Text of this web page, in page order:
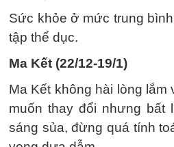
Sức khỏe ở mức trung
tập thể dục.
Ma Kết (22/12-19/1)
Ma Kết không hài lòng lắm
muốn thay đổi nhưng bất
sáng sủa, đừng quá tính